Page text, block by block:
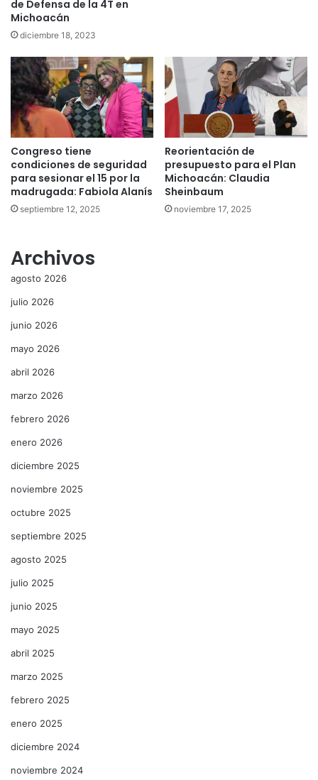
de Defensa de la 4T en
Michoacán
diciembre 18, 2023
Congreso tiene
condiciones de seguridad
para sesionar el 15 por la
madrugada: Fabiola Alanís
septiembre 12, 2025
Reorientación de
presupuesto para el Plan
Michoacán: Claudia
Sheinbaum
noviembre 17, 2025
Archivos
agosto 2026
julio 2026
junio 2026
mayo 2026
abril 2026
marzo 2026
febrero 2026
enero 2026
diciembre 2025
noviembre 2025
octubre 2025
septiembre 2025
agosto 2025
julio 2025
junio 2025
mayo 2025
abril 2025
marzo 2025
febrero 2025
enero 2025
diciembre 2024
noviembre 2024